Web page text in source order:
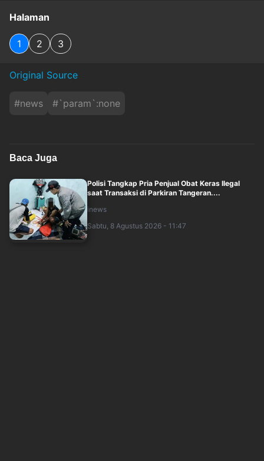
Halaman
1 2 3
Original Source
#news #`param`:none
Baca Juga
Polisi Tangkap Pria Penjual Obat Keras Ilegal
saat Transaksi di Parkiran Tangeran....
inews
Sabtu, 8 Agustus 2026 - 11:47